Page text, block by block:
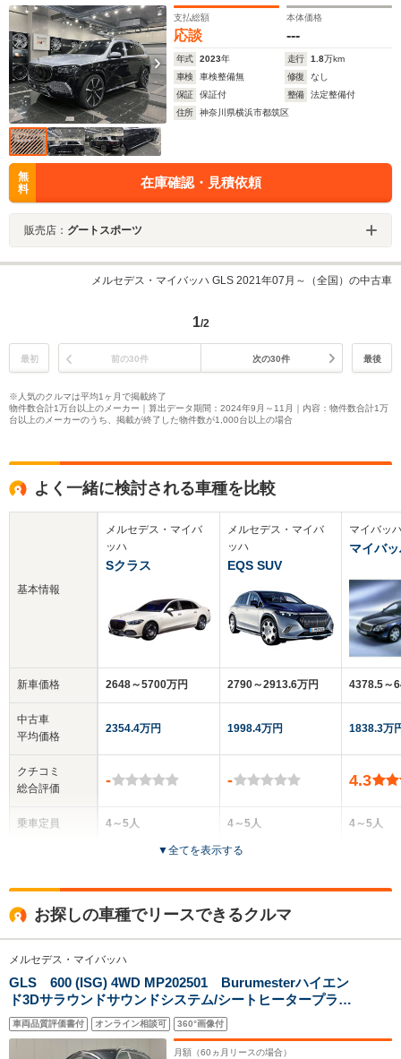
支払総額
応談
本体価格
---
年式 2023年 走行 1.8万km
車検
車検整備無 修復
なし
保証
保証付 整備
法定整備付
住所
神奈川県横浜市都筑区
無
料
在庫確認・見積依頼
販売店： グートスポーツ
メルセデス・マイバッハ GLS 2021年07月～（全国）の中古車
1/2
最初 前の30件 次の30件 最後
※人気のクルマは平均1ヶ月で掲載終了
物件数合計1万台以上のメーカー｜算出データ期間：2024年9月～11月｜内容：物件数合計1万
台以上のメーカーのうち、掲載が終了した物件数が1,000台以上の場合
よく一緒に検討される車種を比較
基本情報
新車価格
中古車
平均価格
クチコミ
総合評価
乗車定員
サイズ
メルセデス・マイバ
ッハ
Sクラス
2648～5700万円
2354.4万円
-
4～5人
1.51m
全幅
1.92m～1.93m
全長
5.47m
メルセデス・マイバ
ッハ
EQS SUV
2790～2913.6万円
1998.4万円
-
4～5人
5ドア
1.73m
全幅
2.04m
全長
マイバッ
マイバ
4378.5～
1838.3万
4.3
4～5人
▼全てを表示する
お探しの車種でリースできるクルマ
メルセデス・マイバッハ
GLS 600 (ISG) 4WD MP202501 Burumesterハイエン
ド3Dサラウンドサウンドシステム/シートヒータープラ
ス/MBUXリアエンターテインメントシステム/電動ブライ
ンド(後席)/シートベンチレーションシート1列目2列目/ナ
ッパレザールーフライナー
車両品質評価書付 オンライン相談可 360°画像付
月額（60 ヵ月リースの場合）